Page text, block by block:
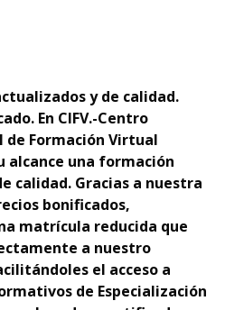
y de calidad.
En CIFV.-Centro
de Formación Virtual
alcance una formación
calidad. Gracias a nuestra
bonificados,
matrícula reducida que
a nuestro
el acceso a
de Especialización